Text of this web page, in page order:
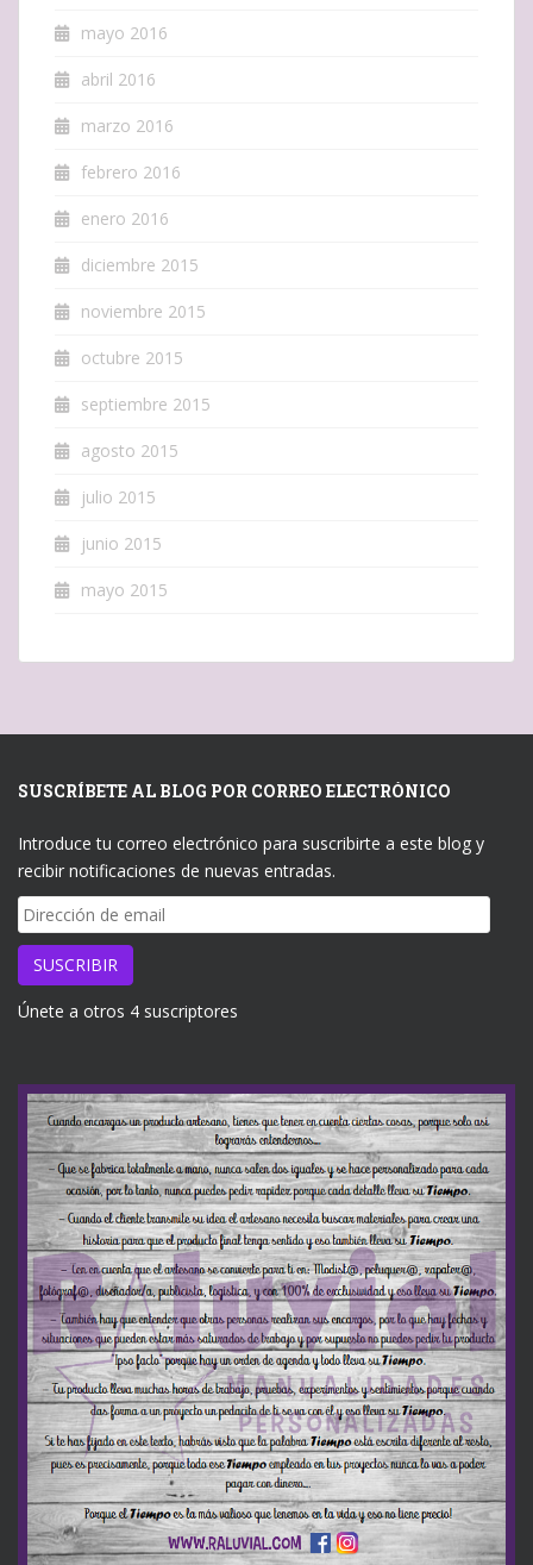
mayo 2016
abril 2016
marzo 2016
febrero 2016
enero 2016
diciembre 2015
noviembre 2015
octubre 2015
septiembre 2015
agosto 2015
julio 2015
junio 2015
mayo 2015
SUSCRÍBETE AL BLOG POR CORREO ELECTRÓNICO
Introduce tu correo electrónico para suscribirte a este blog y
recibir notificaciones de nuevas entradas.
Dirección
de
email
SUSCRIBIR
Únete a otros 4 suscriptores